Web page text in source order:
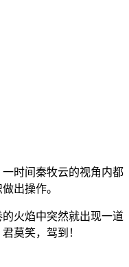
时间秦牧云的视角内都
出操作。
火焰中突然就出现一道
莫笑，驾到！